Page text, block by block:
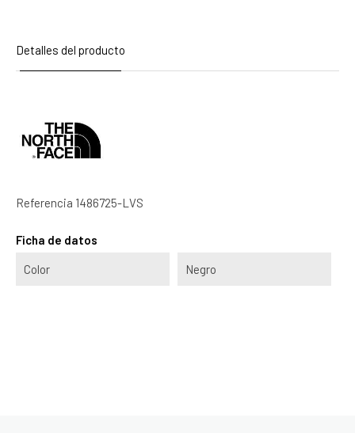
Detalles del producto
Referencia 1486725-LVS
Ficha de datos
Color Negro